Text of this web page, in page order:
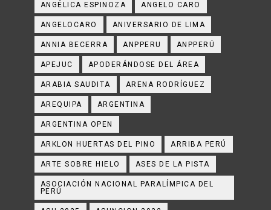
ANGÉLICA ESPINOZA ANGELO CARO
ANGELOCARO ANIVERSARIO DE LIMA
ANNIA BECERRA ANPPERU ANPPERÚ
APEJUC APODERÁNDOSE DEL ÁREA
ARABIA SAUDITA ARENA RODRÍGUEZ
AREQUIPA ARGENTINA
ARGENTINA OPEN
ARKLON HUERTAS DEL PINO ARRIBA PERÚ
ARTE SOBRE HIELO ASES DE LA PISTA
ASOCIACIÓN NACIONAL PARALÍMPICA DEL
PERÚ